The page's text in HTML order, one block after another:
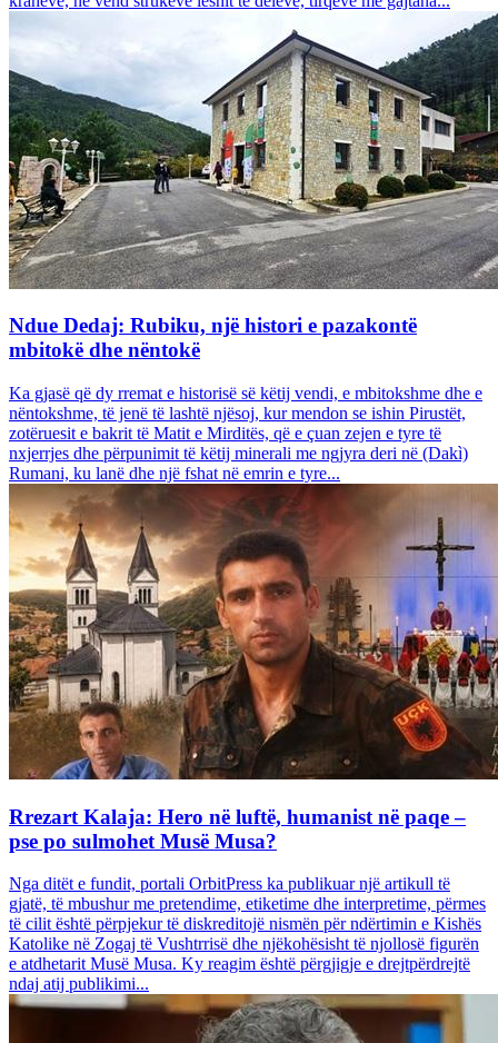
Ndue Dedaj: Rubiku, një histori e pazakontë
mbitokë dhe nëntokë
Ka gjasë që dy rremat e historisë së këtij vendi, e mbitokshme dhe e
nëntokshme, të jenë të lashtë njësoj, kur mendon se ishin Pirustët,
zotëruesit e bakrit të Matit e Mirditës, që e çuan zejen e tyre të
nxjerrjes dhe përpunimit të këtij minerali me ngjyra deri në (Dakì)
Rumani, ku lanë dhe një fshat në emrin e tyre...
Rrezart Kalaja: Hero në luftë, humanist në paqe –
pse po sulmohet Musë Musa?
Nga ditët e fundit, portali OrbitPress ka publikuar një artikull të
gjatë, të mbushur me pretendime, etiketime dhe interpretime, përmes
të cilit është përpjekur të diskreditojë nismën për ndërtimin e Kishës
Katolike në Zogaj të Vushtrrisë dhe njëkohësisht të njollosë figurën
e atdhetarit Musë Musa. Ky reagim është përgjigje e drejtpërdrejtë
ndaj atij publikimi...